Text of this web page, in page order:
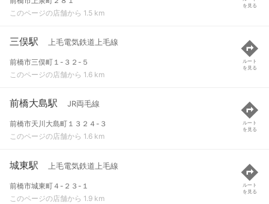
このページの店舗から 1.5 km
を見る
三俣駅 上毛電気鉄道上毛線
前橋市三俣町１-３２-５
このページの店舗から 1.6 km
ルート
を見る
前橋大島駅 JR両毛線
前橋市天川大島町１３２４-３
このページの店舗から 1.6 km
ルート
を見る
城東駅 上毛電気鉄道上毛線
前橋市城東町４-２３-１
このページの店舗から 1.9 km
ルート
を見る